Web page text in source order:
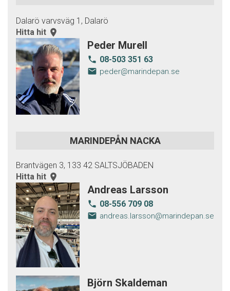
Dalarö varvsväg 1, Dalarö
Hitta hit room
Peder Murell
local_phone 08-503 351 63
email peder@marindepan.se
MARINDEPÅN NACKA
Brantvägen 3, 133 42 SALTSJÖBADEN
Hitta hit room
Andreas Larsson
local_phone 08-556 709 08
email andreas.larsson@marindepan.se
Björn Skaldeman